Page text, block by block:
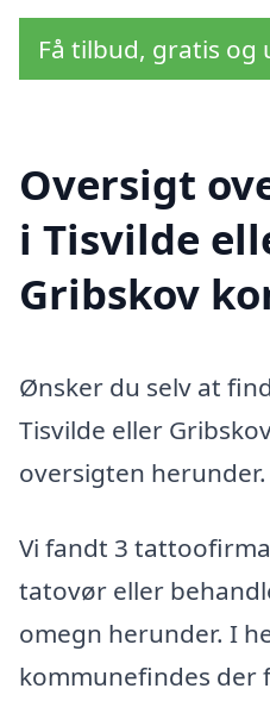
Få tilbud, gratis
Oversigt
i Tisvilde
Gribskov
Ønsker du selv at
Tisvilde eller
oversigten herunder.
Vi fandt 3
tatovør eller
omegn herunder. I
kommunefindes der